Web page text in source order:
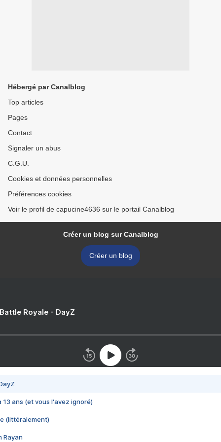
Hébergé par Canalblog
Top articles
Pages
Contact
Signaler un abus
C.G.U.
Cookies et données personnelles
Préférences cookies
Voir le profil de capucine4636 sur le portail Canalblog
Créer un blog sur Canalblog
Créer un blog
Royale - DayZ
13 ans (et vous l'avez ignoré)
(littéralement)
Rayan